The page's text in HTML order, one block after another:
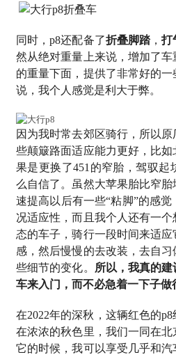
同时，p8还配备了折叠脚踏，打
然从绝对重量上来说，增加了
的重量下面，提供了非常好的
说，我个人感觉是利大于弊。
因为我时常去郊区骑行，所以
些颠簸路面适应能力更好，比
果是更换了451的窄胎，驾驭起
么自信了。虽然大苹果胎比窄
速提高以后有一些“粘脚”的感
况适应性，而且我个人还有一
态的车子，骑行一段时间来适
感，然后慢慢的去改装，去自
些细节的变化。
所以，我真的
车来入门，而不必急着一下子做
在2022年的深秋，这辆红色的
在浓浓的秋色里，我们一同在
它的时候，我可以享受几乎和